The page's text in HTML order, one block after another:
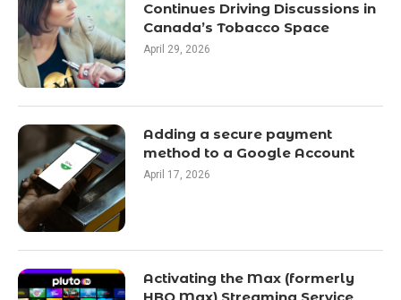
Continues Driving Discussions in
Canada’s Tobacco Space
April 29, 2026
Adding a secure payment
method to a Google Account
April 17, 2026
Activating the Max (formerly